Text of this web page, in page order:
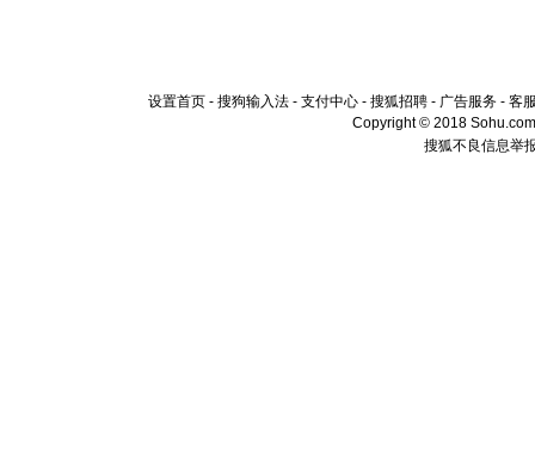
设置首页 - 搜狗输入法 - 支付中心 - 搜狐招聘 - 广告服务 - 客
Copyright © 2018
搜狐不良信息举